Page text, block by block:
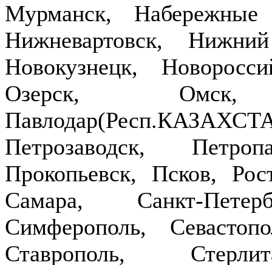
Мурманск,
Нижневартовск,
Новокузнецк,
Озерск,
Петрозаводск,
Прокопьевск, Псков,
Самара, Санкт-
Симферополь,
Ставрополь,